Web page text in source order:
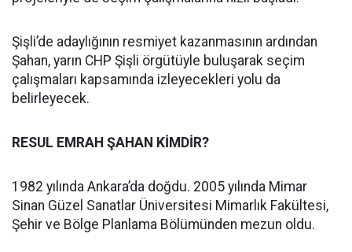
Şişli’de adaylığının resmiyet kazanmasının ardından
Şahan, yarın CHP Şişli örgütüyle buluşarak seçim
çalışmaları kapsamında izleyecekleri yolu da
belirleyecek.
RESUL EMRAH ŞAHAN KİMDİR?
1982 yılında Ankara’da doğdu. 2005 yılında Mimar
Sinan Güzel Sanatlar Üniversitesi Mimarlık Fakültesi,
Şehir ve Bölge Planlama Bölümünden mezun oldu.